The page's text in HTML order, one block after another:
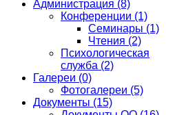
Администрация (8)
Конференции (1)
Семинары (1)
Чтения (2)
Психологическая
служба (2)
Галереи (0)
Фотогалереи (5)
Документы (15)